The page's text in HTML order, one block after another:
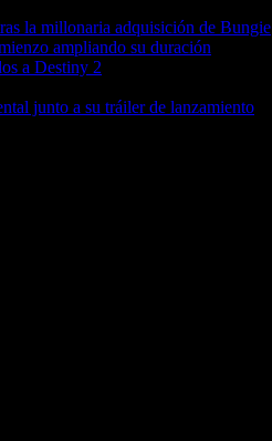
la millonaria adquisición de Bungie
ampliando su duración
a Destiny 2
junto a su tráiler de lanzamiento